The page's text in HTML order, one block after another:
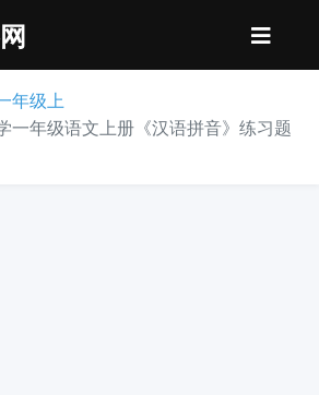
年级上
一年级语文上册《汉语拼音》练习题